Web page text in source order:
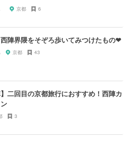
京都 6
陣界隈をそぞろ歩いてみつけたもの❤
京都 43
】二回目の京都旅行におすすめ！西陣カ
3